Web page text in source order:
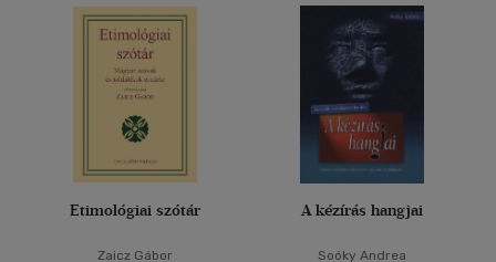
Etimológiai szótár
Zaicz Gábor
A kézírás hangjai
Soóky Andrea